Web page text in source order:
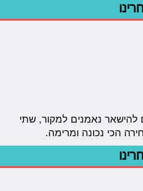
להישאר נאמנים למקור, שתי
הכי נכונה ומרימה.